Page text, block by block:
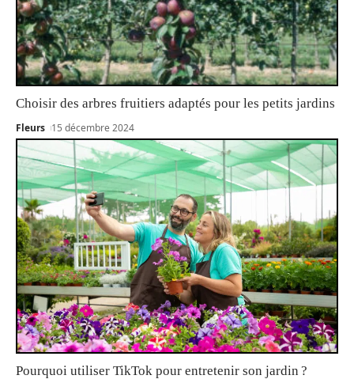
Choisir des arbres fruitiers adaptés pour les petits jardins
Fleurs 15 décembre 2024
Pourquoi utiliser TikTok pour entretenir son jardin ?